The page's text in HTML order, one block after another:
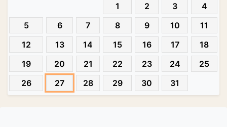
1
2 3
4
5
6 7 8 9 10
11
12
13 14 15 16 17
18
19
20 21 22 23 24
25
26
27 28 29 30 31